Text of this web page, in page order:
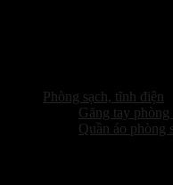
Phòng sạch, tĩnh điện
Găng tay phòng
Quần áo phòng